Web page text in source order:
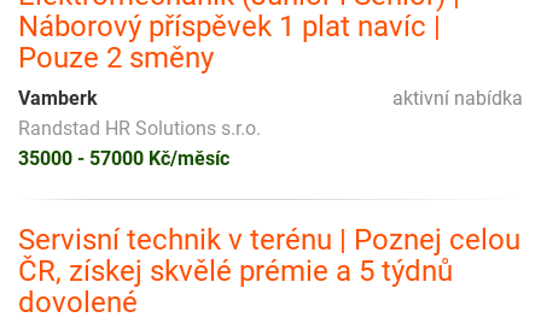
Náborový příspěvek 1 plat navíc |
Pouze 2 směny
aktivní nabídka
Vamberk
Randstad HR Solutions s.r.o.
35000 - 57000 Kč/měsíc
Servisní technik v terénu | Poznej celou
ČR, získej skvělé prémie a 5 týdnů
dovolené